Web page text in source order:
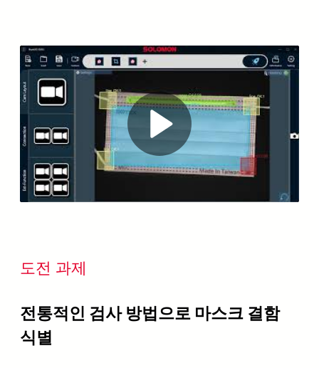
Play
Video
도전 과제
전통적인 검사 방법으로 마스크 결함
식별